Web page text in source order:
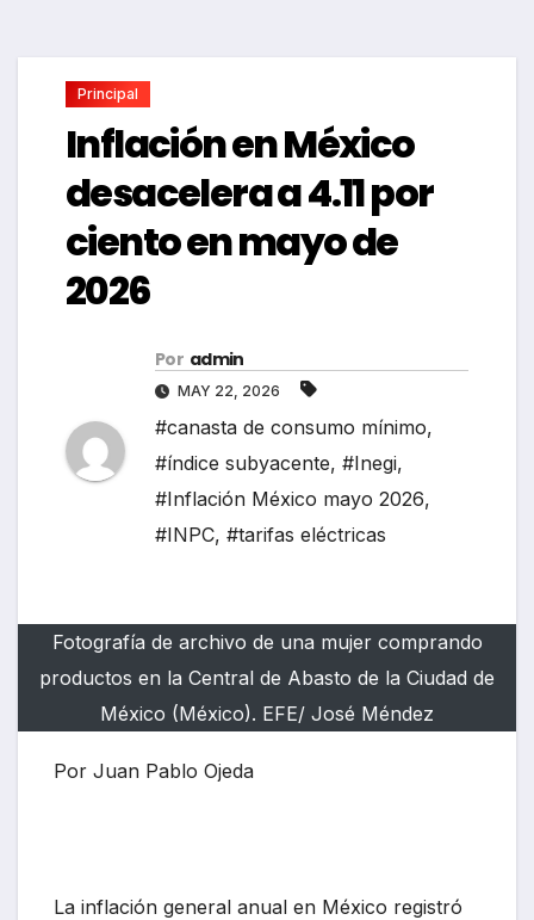
Principal
Inflación en México
desacelera a 4.11 por
ciento en mayo de
2026
Por admin
MAY 22, 2026
#canasta de consumo mínimo,
#índice subyacente, #Inegi,
#Inflación México mayo 2026,
#INPC, #tarifas eléctricas
Fotografía de archivo de una mujer comprando
productos en la Central de Abasto de la Ciudad de
México (México). EFE/ José Méndez
Por Juan Pablo Ojeda
La inflación general anual en México registró